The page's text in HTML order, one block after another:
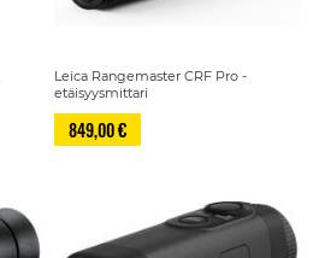
Leica Rangemaster CRF Pro -
etäisyysmittari
849,00 €